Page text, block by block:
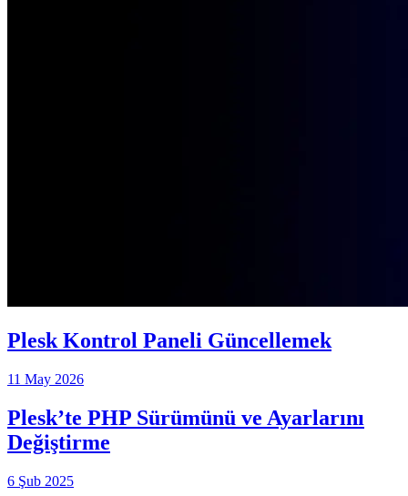
Plesk Kontrol Paneli Güncellemek
11 May 2026
Plesk’te PHP Sürümünü ve Ayarlarını
Değiştirme
6 Şub 2025